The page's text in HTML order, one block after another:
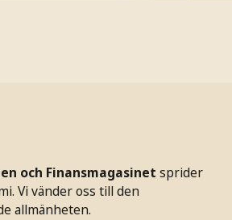
och Finansmagasinet sprider
Vi vänder oss till den
allmänheten.